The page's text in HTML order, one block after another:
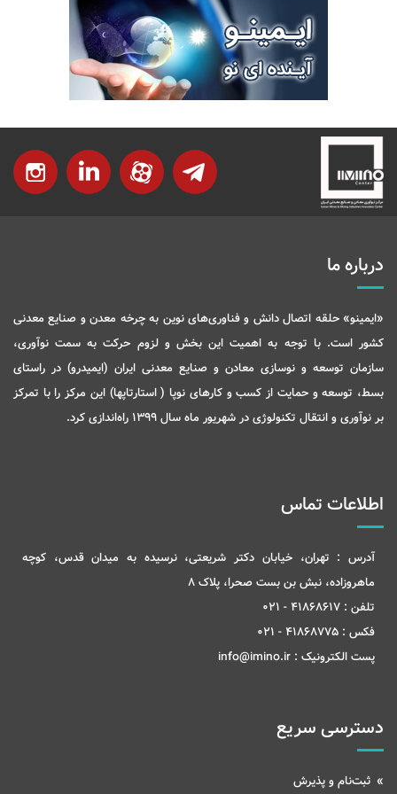
درباره ما
«ایمینو» حلقه اتصال دانش و فناوری‌های نوین به چرخه معدن و صنایع معدنی
کشور است. با توجه به اهمیت این بخش و لزوم حرکت به سمت نوآوری،
سازمان توسعه و نوسازی معادن و صنایع معدنی ایران (ایمیدرو) در راستای
بسط، توسعه و حمایت از کسب و کارهای نوپا ( استارتاپها) این مرکز را با تمرکز
بر نوآوری و انتقال تکنولوژی در شهریور ماه سال 1399 راه‌اندازی کرد.
اطلاعات تماس
آدرس : تهران، خیابان دکتر شریعتی، نرسیده به میدان قدس، کوچه
ماهروزاده، نبش بن بست صحرا، پلاک 8
تلفن : 41868617 - 021
فکس : 41868775 - 021
پست الکترونیک : info@imino.ir
دسترسی سریع
ثبت‌نام و پذیرش